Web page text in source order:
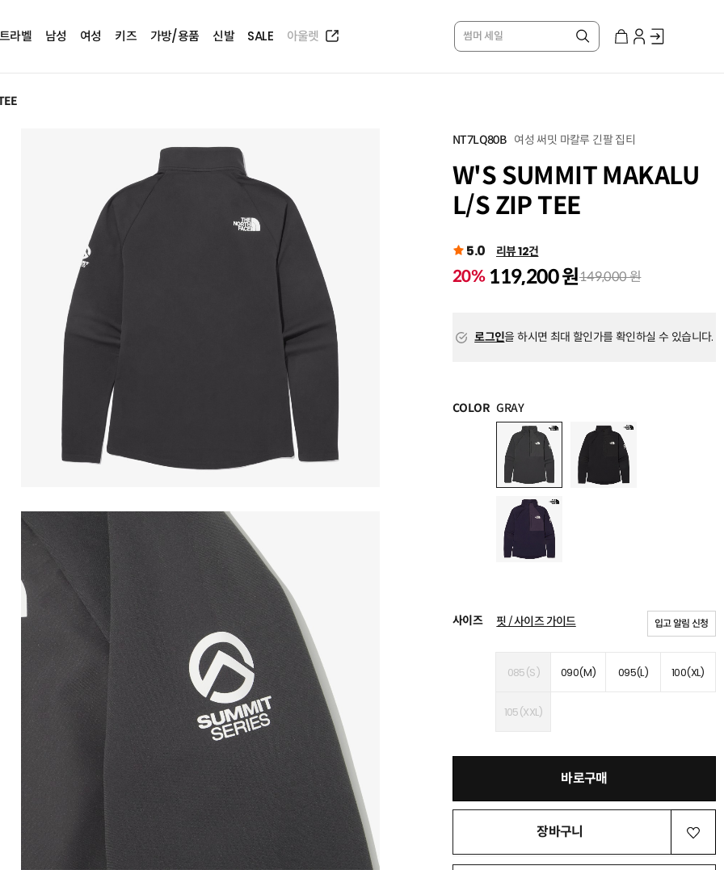
라벨 남성 여성 키즈 가방/용품 신발 SALE 아울렛 썸머 세일
NT7LQ80B 여성 써밋 마칼루 긴팔 집티
W'S SUMMIT MAKALU
L/S ZIP TEE
5.0 리뷰 12건
20% 119,200 원149,000 원
로그인을 하시면 최대 할인가를 확인하실 수 있습니다.
COLOR GRAY
사이즈 핏 / 사이즈 가이드 입고 알림 신청
085(S) 090(M) 095(L) 100(XL)
105(XXL)
바로구매
장바구니